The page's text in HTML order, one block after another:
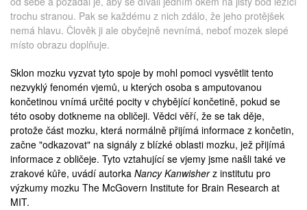
trochu stranou. Pak se každému z nich zdálo, že jeho protějšek
nemá hlavu. Člověk ji ale obyčejně nevnímá, neboť mozek slepé
místo obrazu doplňuje.
Sklon mozku vyzvat tyto spoje by mohl pomoci vysvětlit tento
nezvyklý fenomén vjemů, u kterých osoba s amputovanou
končetinou vnímá určité pocity v chybějící končetině, pokud se
této osoby dotkneme na obličeji. Vědci věří, že se tak děje,
protože část mozku, která normálně přijímá informace z končetin,
začne "odkazovat" na signály z blízké oblasti mozku, jež přijímá
informace z obličeje. Tyto vztahující se vjemy jsme našli také ve
zrakové kůře, uvádí autorka Nancy Kanwisherz institutu pro
výzkumy mozku The McGovern Institute for Brain Research at
MIT.